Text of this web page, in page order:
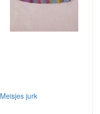
Meisjes jurk